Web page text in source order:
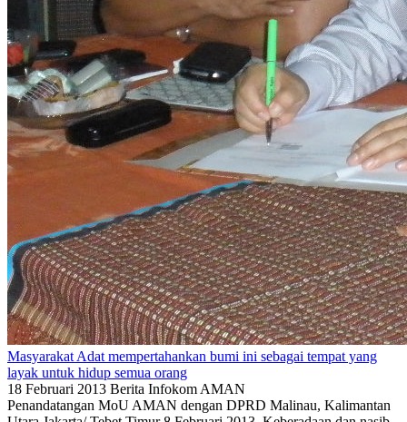
Masyarakat Adat mempertahankan bumi ini sebagai tempat yang
layak untuk hidup semua orang
18 Februari 2013 Berita Infokom AMAN
Penandatangan MoU AMAN dengan DPRD Malinau, Kalimantan